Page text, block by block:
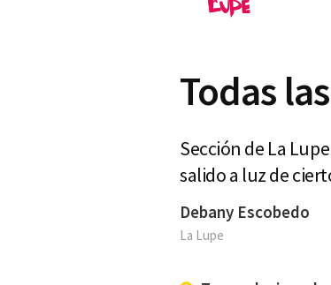
Todas
Sección de La
salido a luz de
Debany Escobedo
La Lupe